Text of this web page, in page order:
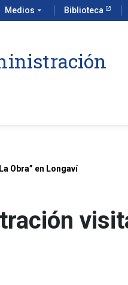
Medios arrow_drop_down Biblioteca
Obra” en Longaví